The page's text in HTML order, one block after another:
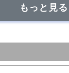
もっと見る